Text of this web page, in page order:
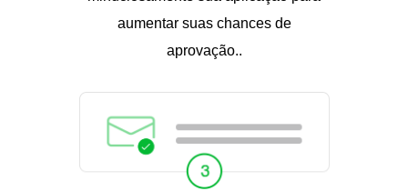
aumentar suas chances de
aprovação..